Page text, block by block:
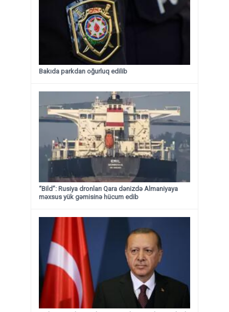
Bakıda parkdan oğurluq edilib
“Bild”: Rusiya dronları Qara dənizdə Almaniyaya
məxsus yük gəmisinə hücum edib